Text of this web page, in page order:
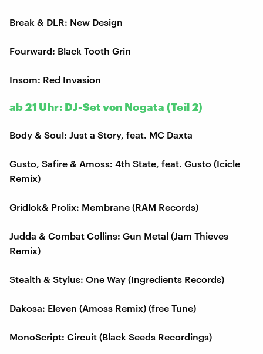
Break & DLR: New Design
Fourward: Black Tooth Grin
Insom: Red Invasion
ab 21 Uhr: DJ-Set von Nogata (Teil 2)
Body & Soul: Just a Story, feat. MC Daxta
Gusto, Safire & Amoss: 4th State, feat. Gusto (Icicle
Remix)
Gridlok& Prolix: Membrane (RAM Records)
Judda & Combat Collins: Gun Metal (Jam Thieves
Remix)
Stealth & Stylus: One Way (Ingredients Records)
Dakosa: Eleven (Amoss Remix) (free Tune)
MonoScript: Circuit (Black Seeds Recordings)